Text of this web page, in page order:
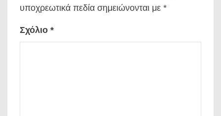
υποχρεωτικά πεδία σημειώνονται με *
Σχόλιο *